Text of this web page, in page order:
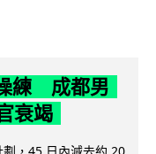
練 成都男
衰竭